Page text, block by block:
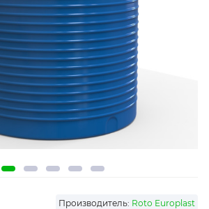
Производитель: Roto Europlast